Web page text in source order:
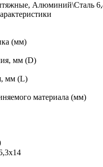
(мм)
мм (D)
мм (L)
материала (мм)